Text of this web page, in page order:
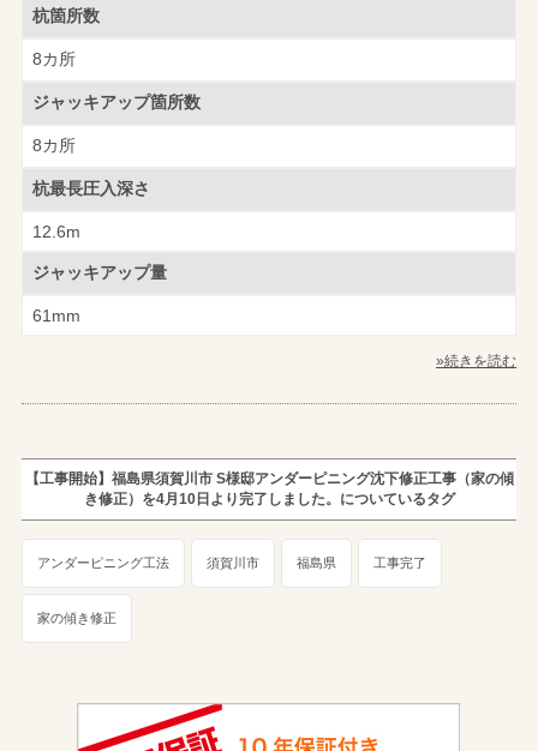
杭箇所数
8カ所
ジャッキアップ箇所数
8カ所
杭最長圧入深さ
12.6m
ジャッキアップ量
61mm
»続きを読む
【工事開始】福島県須賀川市 S様邸アンダーピニング沈下修正工事（家の傾
き修正）を4月10日より完了しました。についているタグ
アンダーピニング工法 須賀川市 福島県 工事完了
家の傾き修正